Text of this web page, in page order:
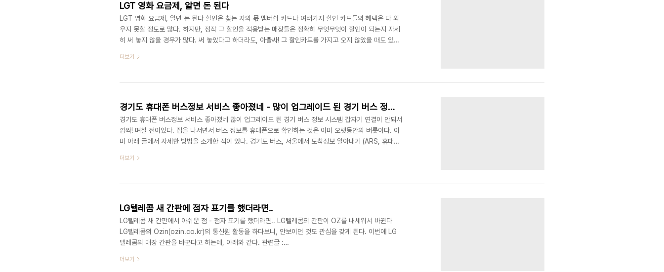
LGT 영화 요금제, 알면 돈 된다
LGT 영화 요금제, 알면 돈 된다 할인은 찾는 자의 몫 멤버쉽 카드나 여러가지 할인 카드들의 혜택은 다 외
우지 못할 정도로 많다. 하지만, 정작 그 할인을 적용받는 매장들은 정확히 무엇무엇이 할인이 되는지 자세
히 써 놓지 않을 경우가 많다. 써 놓았다고 하더라도, 아뿔싸! 그 할인카드를 가지고 오지 않았을 때도 있다.
티켓 1장만 예매해도 뽑아 (그림을 클릭하면 정상 크기로 볼 수 있습니다.) ◆ 바로 접속 :
면 2천원만 추가해서 OZ티켓팅 서비스를 사용..
더보기
경기도 휴대폰 버스정보 서비스 좋아졌네 - 많이 업그레이드 된 경기 버스 정보 시스템
경기도 휴대폰 버스정보 서비스 좋아졌네 많이 업그레이드 된 경기 버스 정보 시스템 갑자기 연결이 안되서
깜짝! 며칠 전이었다. 집을 나서면서 버스 정보를 휴대폰으로 확인하는 것은 이미 오랫동안의 버릇이다. 이
미 아래 글에서 자세한 방법을 소개한 적이 있다. 경기도 버스, 서울에서 도착정보 알아내기 (ARS, 휴대폰
결할 수 없습니다" 라고 나오는 것이 아닌가! 큰일이었다. 이거 잘못하면 한참을 기다릴지도 모르는 일이었
하게 경기도 버스 서비스 휴대폰 번호인 4247로 직접 접속..
더보기
LG텔레콤 새 간판에 점자 표기를 했더라면..
LG텔레콤 새 간판에서 아쉬운 점 - 점자 표기를 했더라면.. LG텔레콤의 간판이 OZ를 내세워서 바뀐다
LG텔레콤의 Ozin(ozin.co.kr)의 통신원 활동을 하다보니, 안보이던 것도 관심을 갖게 된다. 이번에 LG
텔레콤의 매장 간판을 바꾼다고 하는데, 아래와 같다. 관련글 :
텔레콤의 모습을 잘 나타낸 변화라고 할 수 있다. 사실, 아직까지 OZ 인터넷 서비스만큼 파격적인 가격에
더보기